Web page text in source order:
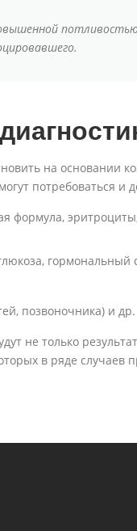
на основании
потребоваться и
формула,
гормональный
позвоночника) и др.
не только
в ряде случаев